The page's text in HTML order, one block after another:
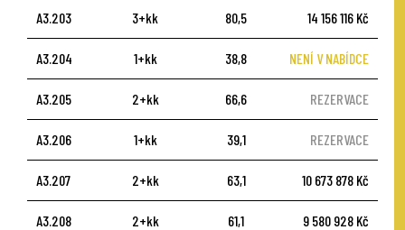
A3.203 3+kk 80,5 14 156 116 Kč
A3.204 1+kk 38,8 NENÍ V NABÍDCE
A3.205 2+kk 66,6 REZERVACE
A3.206 1+kk 39,1 REZERVACE
A3.207 2+kk 63,1 10 673 878 Kč
A3.208 2+kk 61,1 9 580 928 Kč